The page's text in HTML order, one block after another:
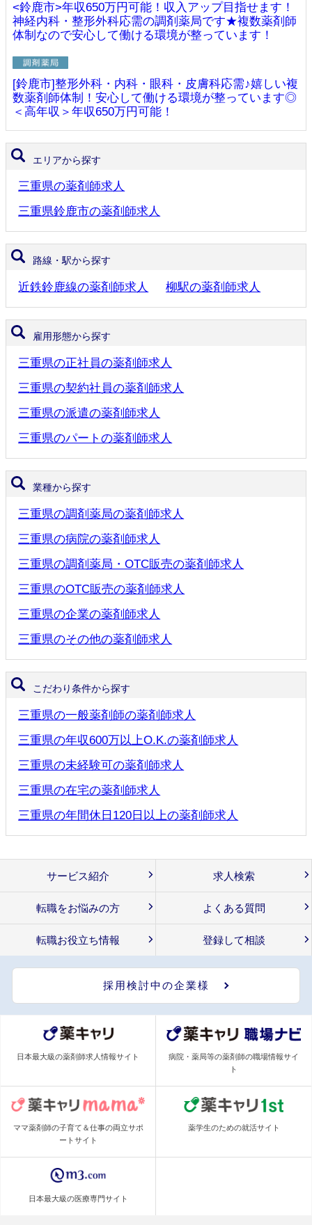
<鈴鹿市>年収650万円可能！収入アップ目指せます！
神経内科・整形外科応需の調剤薬局です★複数薬剤師
体制なので安心して働ける環境が整っています！
[鈴鹿市]整形外科・内科・眼科・皮膚科応需♪嬉しい複
数薬剤師体制！安心して働ける環境が整っています◎
＜高年収＞年収650万円可能！
エリアから探す
三重県の薬剤師求人
三重県鈴鹿市の薬剤師求人
路線・駅から探す
近鉄鈴鹿線の薬剤師求人 柳駅の薬剤師求人
雇用形態から探す
三重県の正社員の薬剤師求人
三重県の契約社員の薬剤師求人
三重県の派遣の薬剤師求人
三重県のパートの薬剤師求人
業種から探す
三重県の調剤薬局の薬剤師求人
三重県の病院の薬剤師求人
三重県の調剤薬局・OTC販売の薬剤師求人
三重県のOTC販売の薬剤師求人
三重県の企業の薬剤師求人
三重県のその他の薬剤師求人
こだわり条件から探す
三重県の一般薬剤師の薬剤師求人
三重県の年収600万以上O.K.の薬剤師求人
三重県の未経験可の薬剤師求人
三重県の在宅の薬剤師求人
三重県の年間休日120日以上の薬剤師求人
サービス紹介 求人検索
転職をお悩みの方 よくある質問
転職お役立ち情報 登録して相談
採用検討中の企業様
日本最大級の薬剤師求人情報サイト
病院・薬局等の薬剤師の職場情報サイ
ト
ママ薬剤師の子育て＆仕事の両立サポ
ートサイト
薬学生のための就活サイト
日本最大級の医療専門サイト